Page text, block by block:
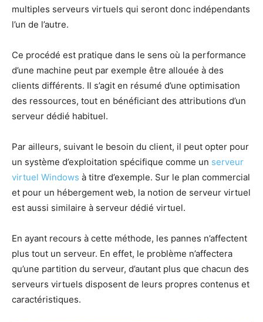
multiples serveurs virtuels qui seront donc indépendants
l’un de l’autre.
Ce procédé est pratique dans le sens où la performance
d’une machine peut par exemple être allouée à des
clients différents. Il s’agit en résumé d’une optimisation
des ressources, tout en bénéficiant des attributions d’un
serveur dédié habituel.
Par ailleurs, suivant le besoin du client, il peut opter pour
un système d’exploitation spécifique comme un serveur
virtuel Windows à titre d’exemple. Sur le plan commercial
et pour un hébergement web, la notion de serveur virtuel
est aussi similaire à serveur dédié virtuel.
En ayant recours à cette méthode, les pannes n’affectent
plus tout un serveur. En effet, le problème n’affectera
qu’une partition du serveur, d’autant plus que chacun des
serveurs virtuels disposent de leurs propres contenus et
caractéristiques.